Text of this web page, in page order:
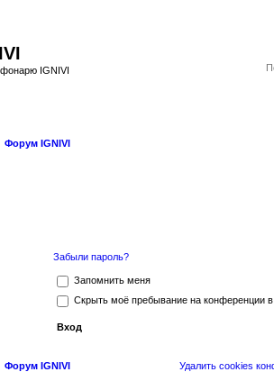
IGNIVI
Форум IGNIVI
Забыли пароль?
Запомнить меня
Скрыть моё пребывание на конференции в
Форум IGNIVI Удалить cookies